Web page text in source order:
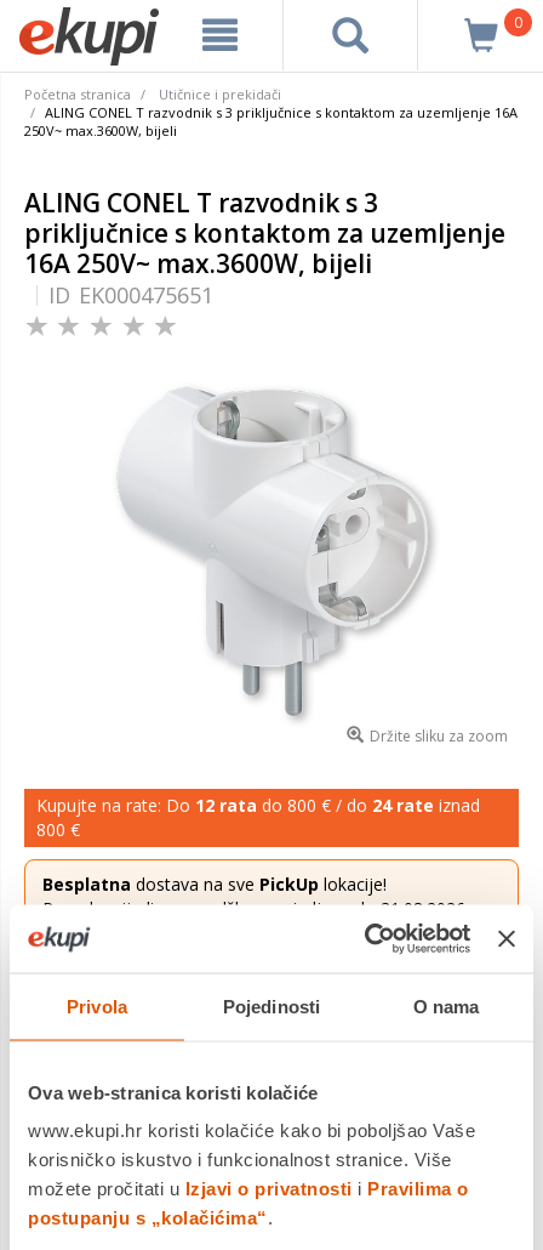
Privola Pojedinosti O nama
Ova web-stranica koristi kolačiće
www.ekupi.hr koristi kolačiće kako bi poboljšao Vaše
korisničko iskustvo i funkcionalnost stranice. Više
možete pročitati u Izjavi o privatnosti i Pravilima o
postupanju s „kolačićima“.
0
Početna stranica
Utičnice i prekidači
ALING CONEL T razvodnik s 3 priključnice s kontaktom za uzemljenje 16A
250V~ max.3600W, bijeli
ALING CONEL T razvodnik s 3
priključnice s kontaktom za uzemljenje
16A 250V~ max.3600W, bijeli
ID EK000475651
Držite sliku za zoom
Kupujte na rate: Do 12 rata do 800 € / do 24 rate iznad
800 €
Besplatna dostava na sve PickUp lokacije!
Ponuda vrijedi za narudžbe zaprimljene do 31.08.2026.
Više saznaj
Saznaj više
Dostavljamo već od 20.08.2026
Platite gotovinom pri preuzimanju, Internet bankarstvom, karticama
jednokratno i na rate
Povrat robe moguć unutar 14 dana